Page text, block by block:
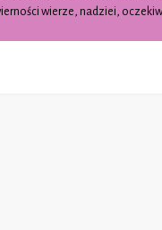
wierze, nadziei,